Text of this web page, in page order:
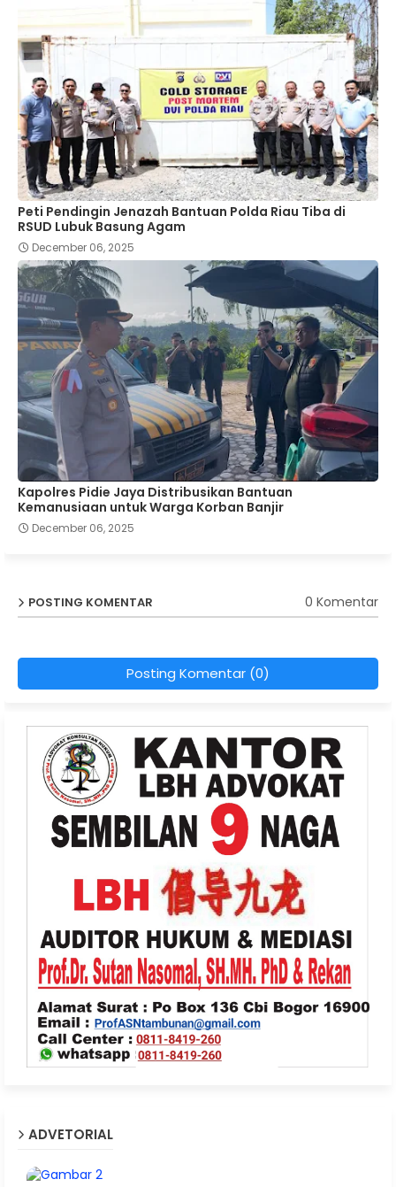
Peti Pendingin Jenazah Bantuan Polda Riau Tiba di
RSUD Lubuk Basung Agam
December 06, 2025
Kapolres Pidie Jaya Distribusikan Bantuan
Kemanusiaan untuk Warga Korban Banjir
December 06, 2025
POSTING KOMENTAR 0 Komentar
Posting Komentar (0)
ADVETORIAL